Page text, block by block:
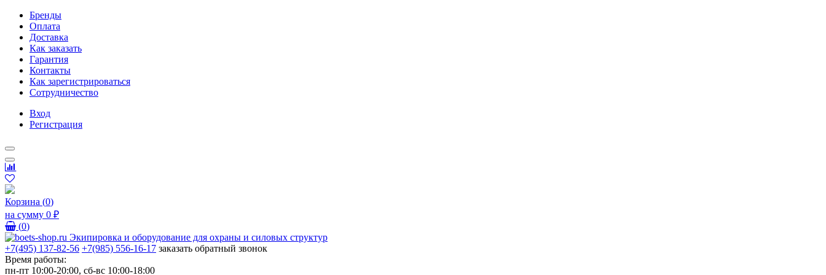
Бренды
Оплата
Доставка
Как заказать
Гарантия
Контакты
Как зарегистрироваться
Сотрудничество
Вход
Регистрация
Корзина (0)
на сумму 0 ₽
(0)
+7(495) 137-82-56 +7(985) 556-16-17 заказать обратный звонок
Время работы:
пн-пт 10:00-20:00, сб-вс 10:00-18:00